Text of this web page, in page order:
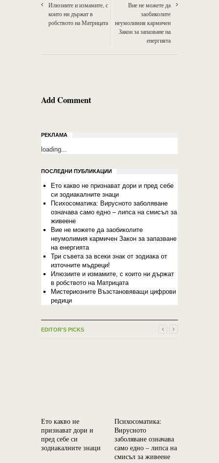
Илюзиите и измамите, с
които ни държат в
робството на Матрицата
Вие не можете да
заобиколите
неумолимия кармичен
Закон за запазване на
енергията
Add Comment
РЕКЛАМА
loading...
ПОСЛЕДНИ ПУБЛИКАЦИИ
Ето какво не признават дори и пред себе
си зодиакалните знаци
Психосоматика: Вирусното заболяване
означава само едно – липса на смисъл за
живеене
Вие не можете да заобиколите
неумолимия кармичен Закон за запазване
на енергията
Три съвета за всеки знак от зодиака от
източните мъдреци!
Илюзиите и измамите, с които ни държат
в робството на Матрицата
Мистериозните Възстановяващи цифрови
редици
EDITOR'S PICKS
Ето какво не
признават дори и
пред себе си
зодиакалните знаци
Психосоматика:
Вирусното
заболяване означава
само едно – липса на
смисъл за живеене